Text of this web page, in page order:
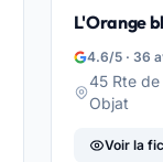
L'Orange
4.6/5 · 36
45 Rte de
Objat
Voir la